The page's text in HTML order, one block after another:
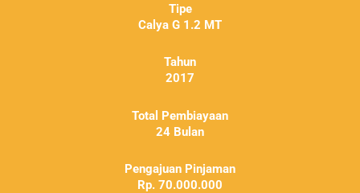
Tipe
Calya G 1.2 MT
Tahun
2017
Total Pembiayaan
24 Bulan
Pengajuan Pinjaman
Rp. 70.000.000